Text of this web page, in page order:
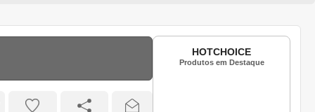
HOTCHOICE
Produtos em Destaque